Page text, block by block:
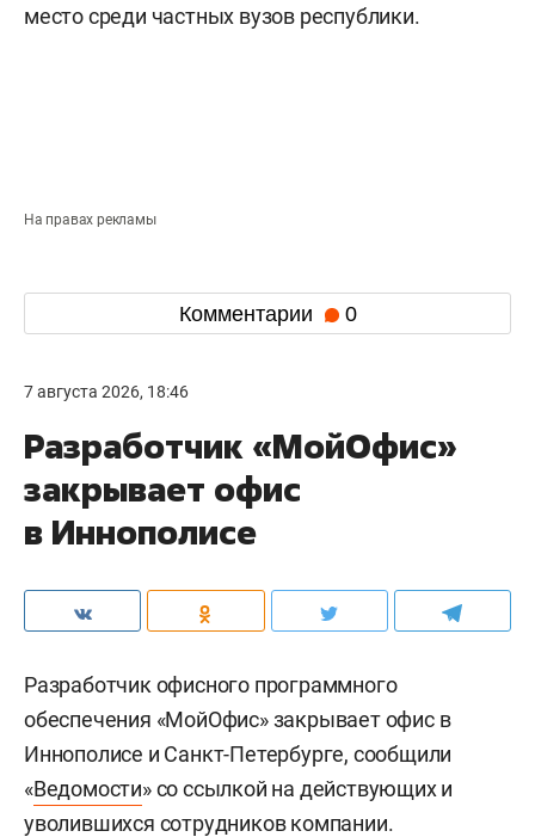
место среди частных вузов республики.
На правах рекламы
Комментарии 0
7 августа 2026, 18:46
Разработчик «МойОфис»
закрывает офис
в Иннополисе
Разработчик офисного программного
обеспечения «МойОфис» закрывает офис в
Иннополисе и Санкт-Петербурге, сообщили
«Ведомости» со ссылкой на действующих и
уволившихся сотрудников компании.